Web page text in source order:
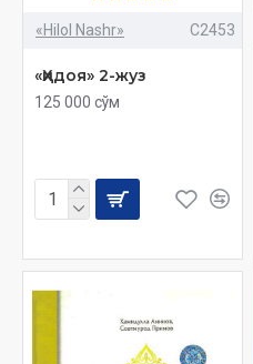
«Hilol Nashr» C2453
«Ҳидоя» 2-жуз
125 000 сўм